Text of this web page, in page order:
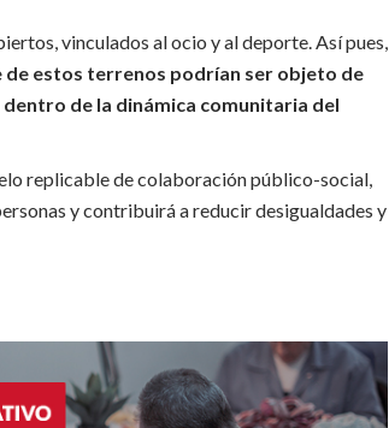
vinculados al ocio y al deporte. Así pues,
de estos terrenos podrían ser objeto de
de la dinámica comunitaria del
replicable de colaboración público-social,
y contribuirá a reducir desigualdades y